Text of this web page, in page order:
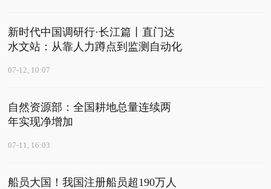
新时代中国调研行·长江篇丨直门达
水文站：从靠人力蹲点到监测自动化
07-12, 10:07
自然资源部：全国耕地总量连续两
年实现净增加
07-11, 16:03
船员大国！我国注册船员超190万人